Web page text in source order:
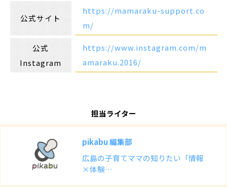
公式サイト
https://mamaraku-support.co
m/
公式
Instagram
https://www.instagram.com/m
amaraku.2016/
担当ライター
pikabu 編集部
広島の子育てママの知りたい「情報
×体験…